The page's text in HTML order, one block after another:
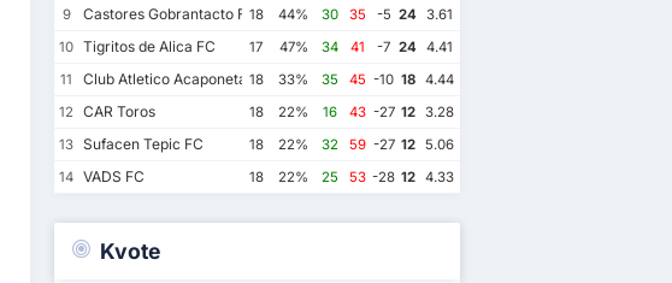
9
Castores Gobrantacto FC18 44% 30 35 -5 24 3.61
10 Tigritos de Alica FC 17 47% 34 41 -7 24 4.41
11
Club Atletico Acaponeta 18 33% 35 45 -10 18
4.44
12
CAR Toros 18 22% 16 43 -27 12
3.28
13 Sufacen Tepic FC 18 22% 32 59 -27 12
5.06
14 VADS FC 18 22% 25 53 -28 12 4.33
Kvote